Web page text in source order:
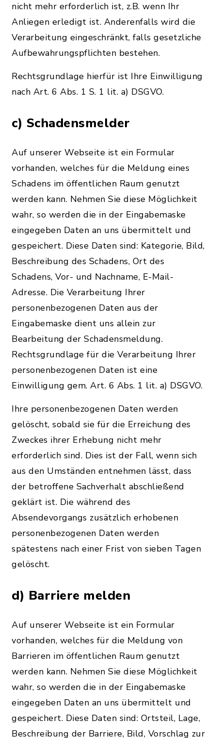
nicht mehr erforderlich ist, z.B. wenn Ihr
Anliegen erledigt ist. Anderenfalls wird die
Verarbeitung eingeschränkt, falls gesetzliche
Aufbewahrungspflichten bestehen.
Rechtsgrundlage hierfür ist Ihre Einwilligung
nach Art. 6 Abs. 1 S. 1 lit. a) DSGVO.
c) Schadensmelder
Auf unserer Webseite ist ein Formular
vorhanden, welches für die Meldung eines
Schadens im öffentlichen Raum genutzt
werden kann. Nehmen Sie diese Möglichkeit
wahr, so werden die in der Eingabemaske
eingegeben Daten an uns übermittelt und
gespeichert. Diese Daten sind: Kategorie, Bild,
Beschreibung des Schadens, Ort des
Schadens, Vor- und Nachname, E-Mail-
Adresse. Die Verarbeitung Ihrer
personenbezogenen Daten aus der
Eingabemaske dient uns allein zur
Bearbeitung der Schadensmeldung.
Rechtsgrundlage für die Verarbeitung Ihrer
personenbezogenen Daten ist eine
Einwilligung gem. Art. 6 Abs. 1 lit. a) DSGVO.
Ihre personenbezogenen Daten werden
gelöscht, sobald sie für die Erreichung des
Zweckes ihrer Erhebung nicht mehr
erforderlich sind. Dies ist der Fall, wenn sich
aus den Umständen entnehmen lässt, dass
der betroffene Sachverhalt abschließend
geklärt ist. Die während des
Absendevorgangs zusätzlich erhobenen
personenbezogenen Daten werden
spätestens nach einer Frist von sieben Tagen
gelöscht.
d) Barriere melden
Auf unserer Webseite ist ein Formular
vorhanden, welches für die Meldung von
Barrieren im öffentlichen Raum genutzt
werden kann. Nehmen Sie diese Möglichkeit
wahr, so werden die in der Eingabemaske
eingegeben Daten an uns übermittelt und
gespeichert. Diese Daten sind: Ortsteil, Lage,
Beschreibung der Barriere, Bild, Vorschlag zur